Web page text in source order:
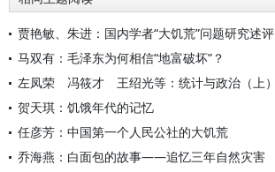
贾艳敏、朱进：国内学者“大饥荒”问题研究述评
马双有：毛泽东为何相信“地富破坏”？
左凤荣 冯筱才 王绍光等：统计与政治（上）
贺天琪：饥饿年代的记忆
任彦芳：中国第一个人民公社的大饥荒
乔海燕：白面包的故事——追忆三年自然灾害